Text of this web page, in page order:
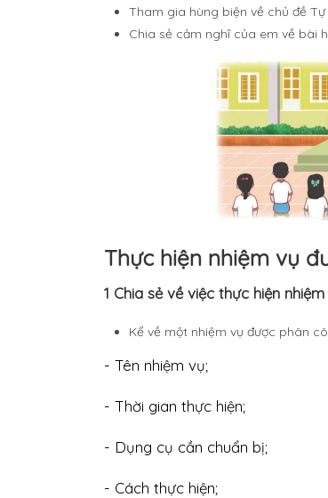
Tham gia hùng biện về chủ đề
Chia sẻ cảm nghĩ của em về bài
Thực hiện nhiệm vụ
1 Chia sẻ về việc thực hiện
Kể về một nhiệm vụ được phân
- Tên nhiệm vụ;
- Thời gian thực hiện;
- Dụng cụ cần chuẩn bị;
- Cách thực hiện;